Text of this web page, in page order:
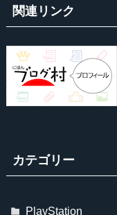
関連リンク
カテゴリー
PlayStation